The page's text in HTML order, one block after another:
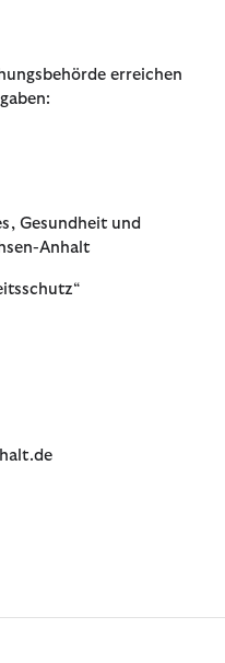
erreichen
Gesundheit und
Anhalt